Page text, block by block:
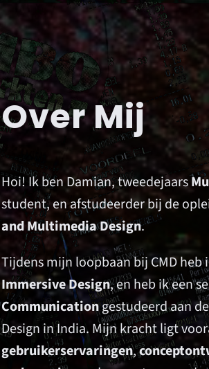
Over Mij
Hoi! Ik ben Damian, tweedejaars
student, en afstudeerder bij de
and Multimedia Design.
Tijdens mijn loopbaan bij CMD heb
Immersive Design, en heb ik een
Communicationgestudeerd aan
Design in India. Mijn kracht ligt
gebruikerservaringen,